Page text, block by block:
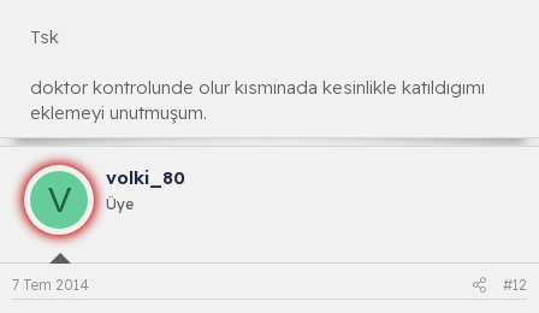
Tsk
doktor kontrolunde olur kısmınada kesinlikle katıldıgımı
eklemeyi unutmuşum.
V
volki_80
Üye
7 Tem 2014 #12